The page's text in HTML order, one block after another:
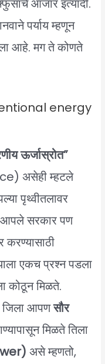
आजार इत्यादी.
पर्याय म्हणून
आहे. मग ते कोणते
energy
ऊर्जास्रोत”
असेही म्हटले
पृथ्वीतलावर
आपले सरकार पण
एकच प्रश्न पडला
कोठून मिळते.
जिला आपणसौर
मिळते तिला
असे म्हणतो,